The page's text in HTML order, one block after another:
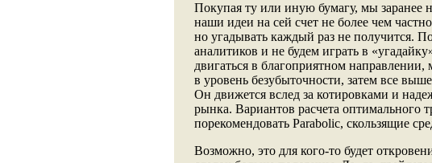
Покупая ту или иную бумагу, мы заранее
наши идеи на сей счет не более чем
но угадывать каждый раз не получится.
аналитиков и не будем играть в
двигаться в благоприятном
в уровень безубыточности, затем все
Он движется вслед за котировками и
рынка. Вариантов расчета оптимального
порекомендовать Parabolic, скользящие
Возможно, это для кого-то будет